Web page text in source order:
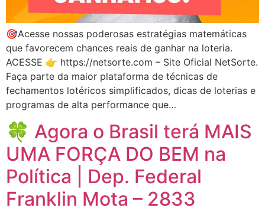
🎯Acesse nossas poderosas estratégias matemáticas
que favorecem chances reais de ganhar na loteria.
ACESSE 👉 https://netsorte.com – Site Oficial NetSorte.
Faça parte da maior plataforma de técnicas de
fechamentos lotéricos simplificados, dicas de loterias e
programas de alta performance que…
🍀 Agora o Brasil terá MAIS
UMA FORÇA DO BEM na
Política | Dep. Federal
Franklin Mota – 2833